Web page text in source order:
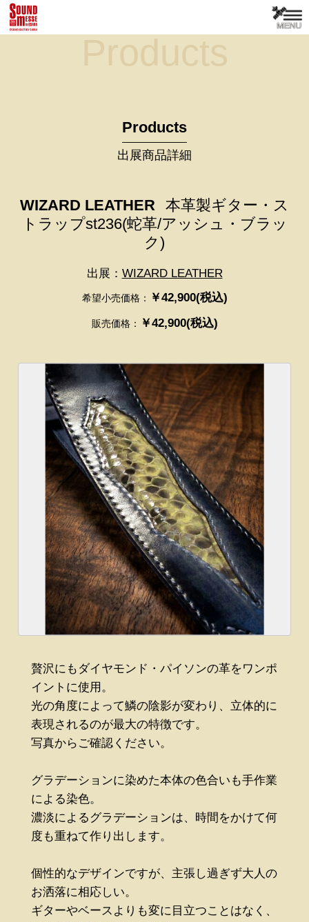
Products
Products
出展商品詳細
WIZARD LEATHER
本革製ギター・ス
トラップst236(蛇革/アッシュ・ブラッ
ク)
出展： WIZARD LEATHER
希望小売価格： ￥42,900(税込)
販売価格： ￥42,900(税込)
贅沢にもダイヤモンド・パイソンの革をワンポ
イントに使用。
光の角度によって鱗の陰影が変わり、立体的に
表現されるのが最大の特徴です。
写真からご確認ください。
グラデーションに染めた本体の色合いも手作業
による染色。
濃淡によるグラデーションは、時間をかけて何
度も重ねて作り出します。
個性的なデザインですが、主張し過ぎず大人の
お洒落に相応しい。
ギターやベースよりも変に目立つことはなく、